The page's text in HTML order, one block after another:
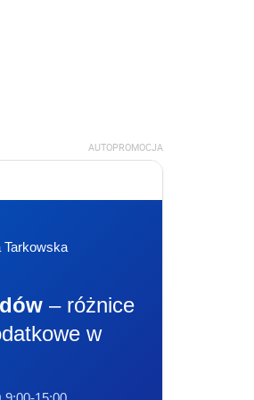
AUTOPROMOCJA
Tarkowska
– różnice
w